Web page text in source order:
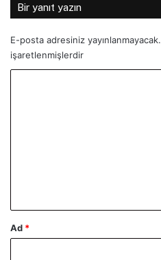
Bir yanıt yazın
E-posta adresiniz yayınlanmayacak.
işaretlenmişlerdir
Ad *